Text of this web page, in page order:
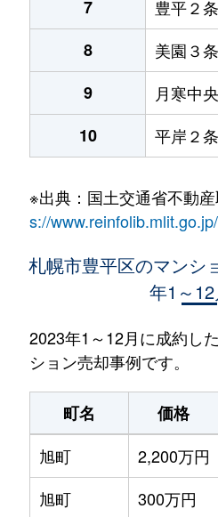
7 豊平２条
8
美園３条
9
月寒中
10
平岸２条
※出典：国土交通省不動
s://www.reinfolib.mlit.go.jp/
札幌市豊平区のマンシ
年1～12
2023年1～12月に成約し
ション売却事例です。
町名 価格
旭町
2,200万円
旭町
300万円